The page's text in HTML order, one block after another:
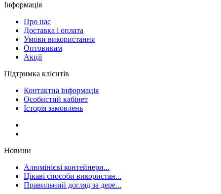
Інформація
Про нас
Доставка і оплата
Умови використання
Оптовикам
Акції
Підтримка клієнтів
Контактна інформація
Особистий кабінет
Історія замовлень
Новини
Алюмінієві контейнери...
Цікаві способи використан...
Правильний догляд за дере...